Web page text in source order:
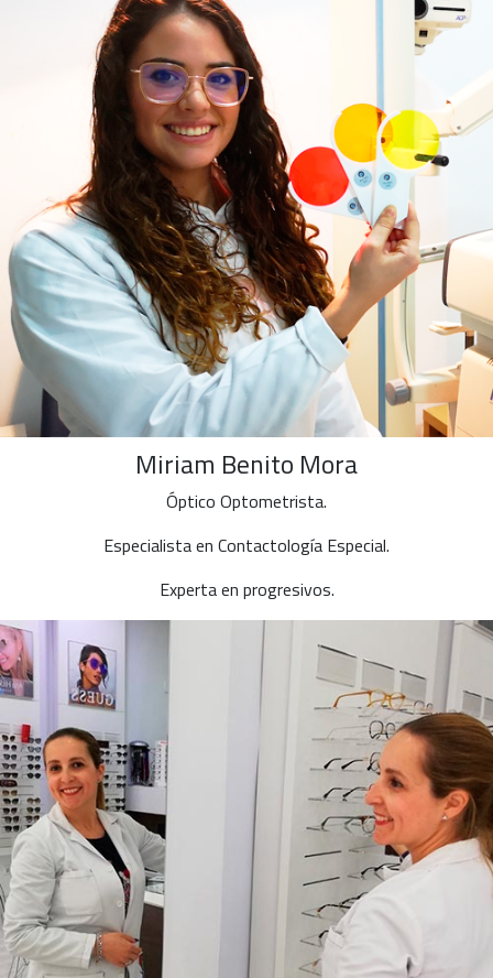
Miriam Benito Mora
Óptico Optometrista.
Especialista en Contactología Especial.
Experta en progresivos.